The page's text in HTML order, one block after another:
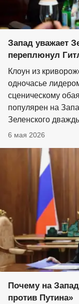
Запад уважает
переплюнул
Клоун из
одночасье
сценическому
популярен на
Зеленского
6 мая 2026
Почему на
против Путина»